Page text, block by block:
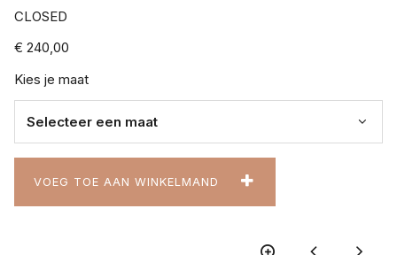
CLOSED
€ 240,00
Kies je maat
VOEG TOE AAN WINKELMAND